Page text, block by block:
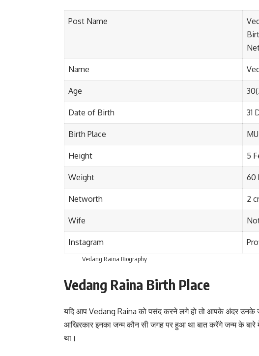
Post Name
Name
Age
Date of Birth 31
Birth Place
Height 5
Weight 60
Networth 2 cr
Wife
Instagram
Vedang Raina Biography
Vedang Raina Birth Place
यदि आप Vedang Raina को पसंद करने लगे हो तो आपके अंदर उनके
आखिरकार इनका जन्म कौन सी जगह पर हुआ था बात करेंगे जन्म के बारे
था।